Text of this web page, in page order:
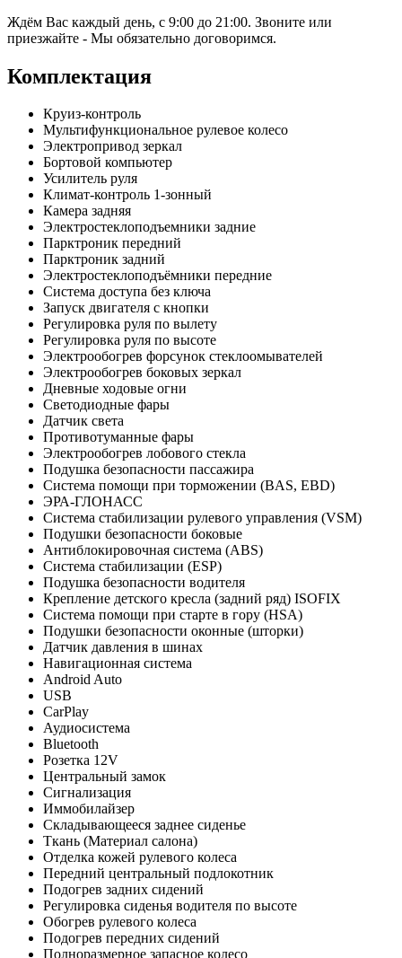
Ждём Вас каждый день, с 9:00 до 21:00. Звоните или
приезжайте - Мы обязательно договоримся.
Комплектация
Круиз-контроль
Мультифункциональное рулевое колесо
Электропривод зеркал
Бортовой компьютер
Усилитель руля
Климат-контроль 1-зонный
Камера задняя
Электростеклоподъемники задние
Парктроник передний
Парктроник задний
Электростеклоподъёмники передние
Система доступа без ключа
Запуск двигателя с кнопки
Регулировка руля по вылету
Регулировка руля по высоте
Электрообогрев форсунок стеклоомывателей
Электрообогрев боковых зеркал
Дневные ходовые огни
Светодиодные фары
Датчик света
Противотуманные фары
Электрообогрев лобового стекла
Подушка безопасности пассажира
Система помощи при торможении (BAS, EBD)
ЭРА-ГЛОНАСС
Система стабилизации рулевого управления (VSM)
Подушки безопасности боковые
Антиблокировочная система (ABS)
Система стабилизации (ESP)
Подушка безопасности водителя
Крепление детского кресла (задний ряд) ISOFIX
Система помощи при старте в гору (HSA)
Подушки безопасности оконные (шторки)
Датчик давления в шинах
Навигационная система
Android Auto
USB
CarPlay
Аудиосистема
Bluetooth
Розетка 12V
Центральный замок
Сигнализация
Иммобилайзер
Складывающееся заднее сиденье
Ткань (Материал салона)
Отделка кожей рулевого колеса
Передний центральный подлокотник
Подогрев задних сидений
Регулировка сиденья водителя по высоте
Обогрев рулевого колеса
Подогрев передних сидений
Полноразмерное запасное колесо